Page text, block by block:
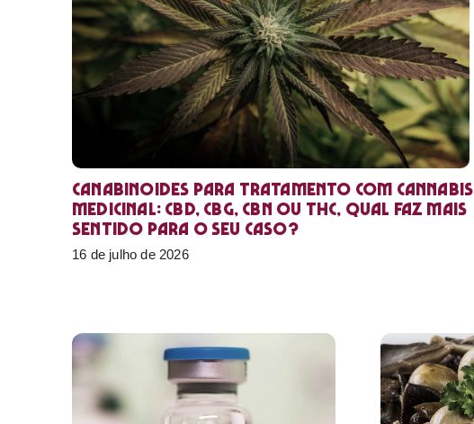
Canabinoides para tratamento com cannabis
medicinal: CBD, CBG, CBN ou THC, qual faz mais
sentido para o seu caso?
16 de julho de 2026